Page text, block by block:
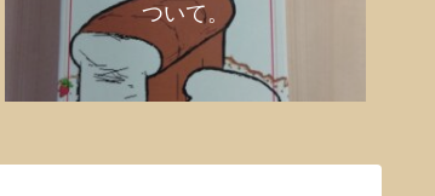
ついて。